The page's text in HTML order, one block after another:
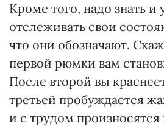
Кроме того, надо знать и
отслеживать свои
что они обозначают.
первой рюмки вам
После второй вы
третьей пробуждается
и с трудом